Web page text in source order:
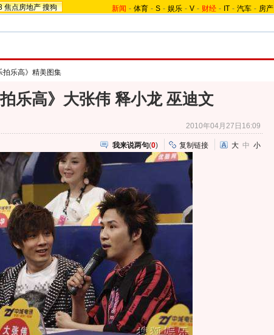
焦点房地产 搜狗 新闻 - 体育 - S - 娱乐 - V - 财经 - IT - 汽车 - 房产
拍乐高》精美图集
乐高》大张伟 释小龙 巫迪文
2010年04月27日16:09
我来说两句(0) 复制链接 大 中 小